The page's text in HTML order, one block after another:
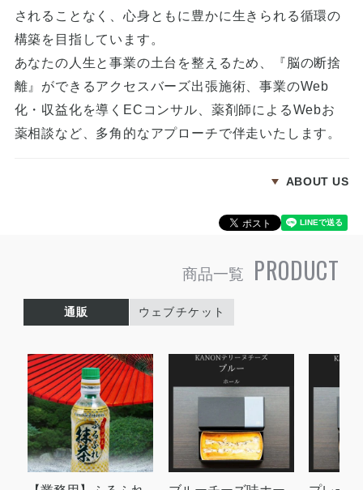
されることなく、心身ともに豊かに生きられる循環の
構築を目指しています。
あなたの人生と事業の土台を整えるため、『脳の断捨
離』ができるアクセスバーズ出張施術、事業のWeb
化・収益化を導くECコンサル、薬剤師によるWebお
薬相談など、多角的なアプローチで伴走いたします。
ABOUT US
PRODUCT
商品一覧
通販 ウェブチケット